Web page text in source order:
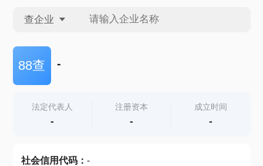
查企业
查企业
查产地
88查 -
法定代表人
-
注册资本
-
成立时间
-
社会信用代码： -